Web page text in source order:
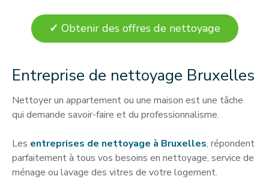
✓ Obtenir des offres de nettoyage
Entreprise de nettoyage Bruxelles
Nettoyer un appartement ou une maison est une tâche
qui demande savoir-faire et du professionnalisme.
Les entreprises de nettoyage à Bruxelles, répondent
parfaitement à tous vos besoins en nettoyage, service de
ménage ou lavage des vitres de votre logement.